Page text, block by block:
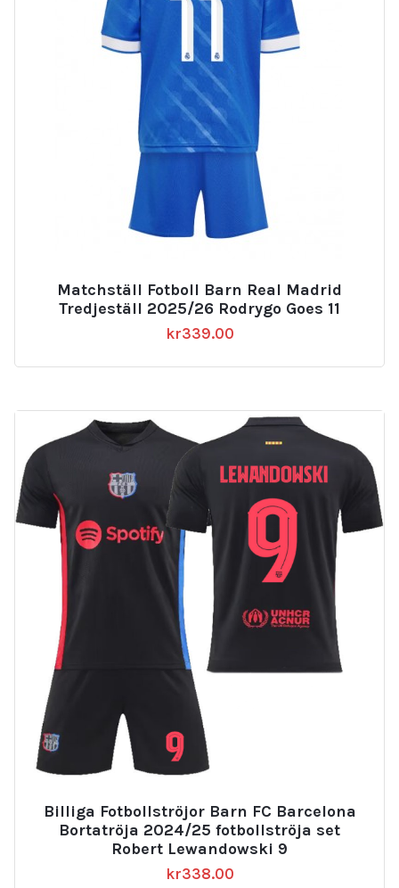
Matchställ Fotboll Barn Real Madrid
Tredjeställ 2025/26 Rodrygo Goes 11
kr339.00
Billiga Fotbollströjor Barn FC Barcelona
Bortatröja 2024/25 fotbollströja set
Robert Lewandowski 9
kr338.00